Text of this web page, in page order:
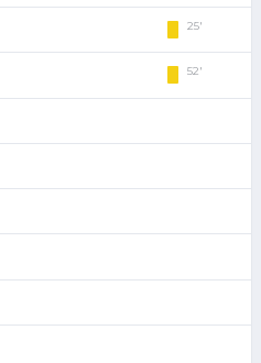
25'
52'